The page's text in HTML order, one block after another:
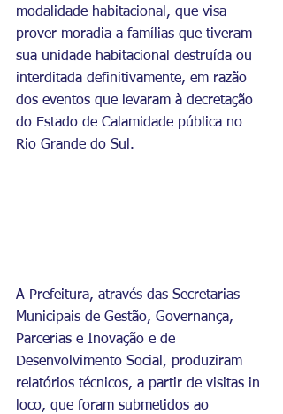
modalidade habitacional, que visa
prover moradia a famílias que tiveram
sua unidade habitacional destruída ou
interditada definitivamente, em razão
dos eventos que levaram à decretação
do Estado de Calamidade pública no
Rio Grande do Sul.
A Prefeitura, através das Secretarias
Municipais de Gestão, Governança,
Parcerias e Inovação e de
Desenvolvimento Social, produziram
relatórios técnicos, a partir de visitas in
loco, que foram submetidos ao